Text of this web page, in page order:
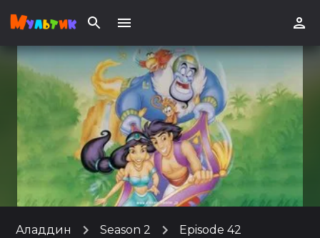
Аладдин Season 2 Episode 42